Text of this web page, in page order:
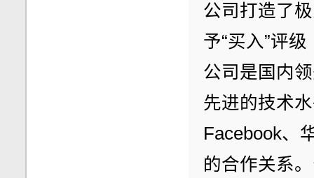
公司打造了
予“买入”评级
公司是国内
先进的技术
Facebook、
的合作关系